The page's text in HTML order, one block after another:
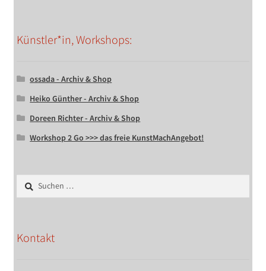
Künstler*in, Workshops:
ossada - Archiv & Shop
Heiko Günther - Archiv & Shop
Doreen Richter - Archiv & Shop
Workshop 2 Go >>> das freie KunstMachAngebot!
Suchen
nach:
Kontakt